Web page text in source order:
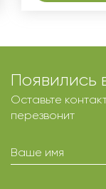
Появились
Оставьте
перезвонит
Ваше имя